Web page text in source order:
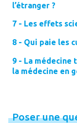
l’étranger ?
7 - Les effets
8 - Qui paie les
9 - La médecine
la médecine en
Poser une